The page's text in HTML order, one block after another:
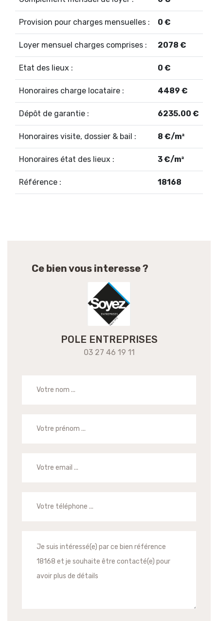
Provision pour charges mensuelles : 0 €
Loyer mensuel charges comprises : 2078 €
Etat des lieux : 0 €
Honoraires charge locataire : 4489 €
Dépôt de garantie : 6235.00 €
Honoraires visite, dossier & bail : 8 €/m²
Honoraires état des lieux : 3 €/m²
Référence : 18168
Ce bien vous interesse ?
POLE ENTREPRISES
03 27 46 19 11